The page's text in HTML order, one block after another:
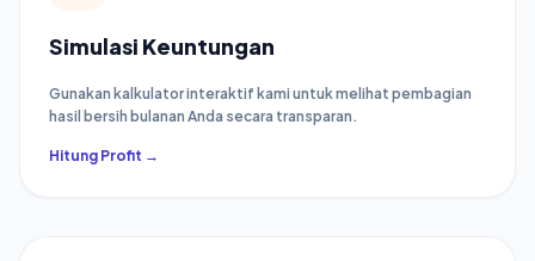
Simulasi Keuntungan
Gunakan kalkulator interaktif kami untuk melihat pembagian
hasil bersih bulanan Anda secara transparan.
Hitung Profit →